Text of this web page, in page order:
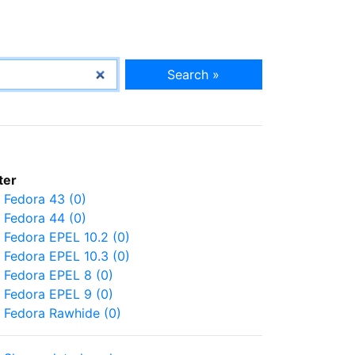
Search »
Fedora 43 (0)
Fedora 44 (0)
Fedora EPEL 10.2 (0)
Fedora EPEL 10.3 (0)
Fedora EPEL 8 (0)
Fedora EPEL 9 (0)
Fedora Rawhide (0)